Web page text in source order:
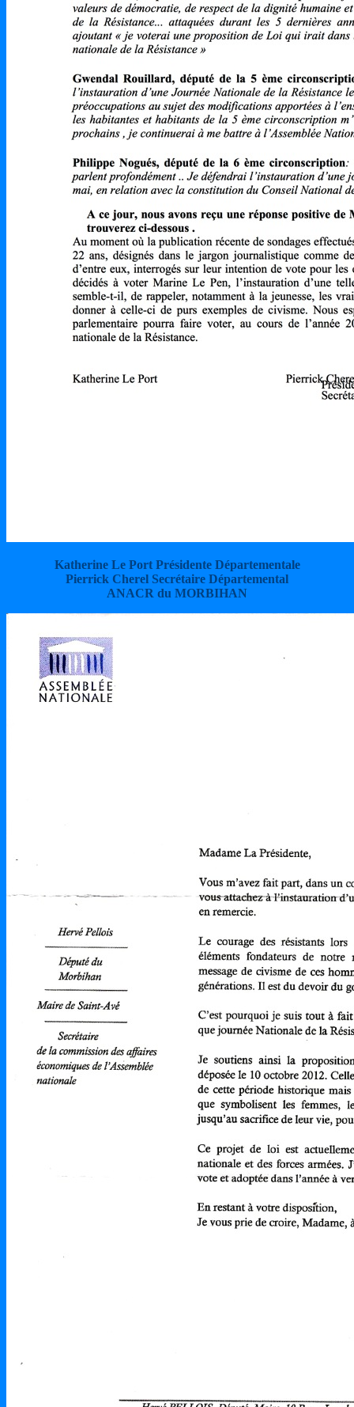
Katherine Le Port Présidente Départementale
Pierrick Cherel Secrétaire Départemental
ANACR du MORBIHAN